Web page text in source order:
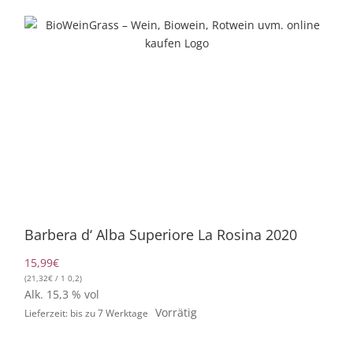
Inhalt
Barbera d‘ Alba Superiore La Rosina 2020
15,99€
(21,32€ / 1 0,2)
Alk. 15,3 % vol
Lieferzeit: bis zu 7 Werktage Vorrätig